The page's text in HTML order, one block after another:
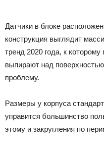
Датчики в блоке
конструкция выглядит
тренд 2020 года, к
выпирают над
проблему.
Размеры у корпуса
управится большинство
этому и закругления по